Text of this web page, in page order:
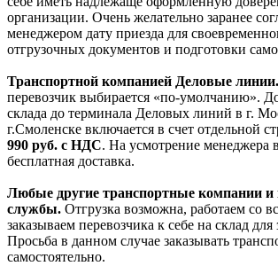
организации. Очень желательно заранее
менеджером дату приезда для
отгрузочных документов и подготовки
Транспортной компанией Деловые линии.
перевозчик выбирается «по-умолчанию».
склада до терминала Деловых линий в г.
г.Смоленске включается в счет отдельной
990 руб. с НДС. На усмотрение менеджера
бесплатная доставка.
Любые другие транспортные компании и
службы. Отгрузка возможна, работаем со
заказываем перевозчика к себе на склад для
Просьба в данном случае заказывать
самостоятельно.